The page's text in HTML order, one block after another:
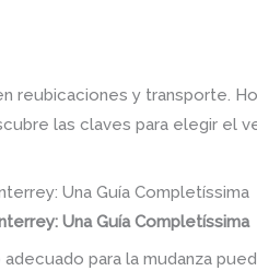
reubicaciones y transporte.
las claves para elegir el
Una Guía Completíssima
Una Guía Completíssima
para la mudanza